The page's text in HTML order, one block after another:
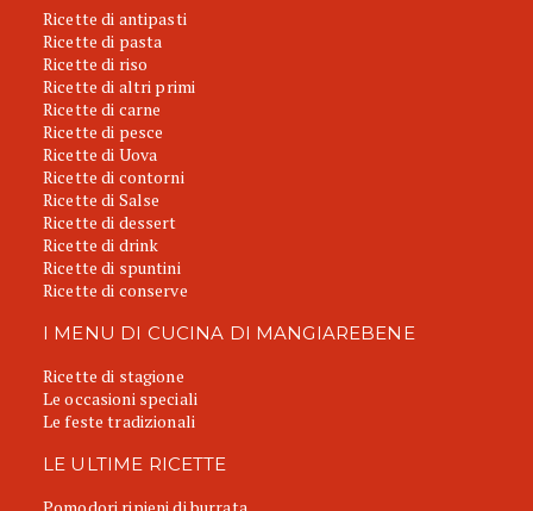
Ricette di antipasti
Ricette di pasta
Ricette di riso
Ricette di altri primi
Ricette di carne
Ricette di pesce
Ricette di Uova
Ricette di contorni
Ricette di Salse
Ricette di dessert
Ricette di drink
Ricette di spuntini
Ricette di conserve
I MENU DI CUCINA DI MANGIAREBENE
Ricette di stagione
Le occasioni speciali
Le feste tradizionali
LE ULTIME RICETTE